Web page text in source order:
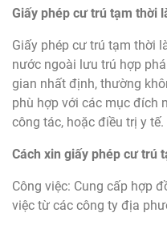
Giấy phép cư trú tạm thời
Giấy phép cư trú tạm thời
nước ngoài lưu trú hợp
gian nhất định, thường
phù hợp với các mục đích
công tác, hoặc điều trị y tế.
Cách xin giấy phép cư trú
Công việc: Cung cấp hợp
việc từ các công ty địa